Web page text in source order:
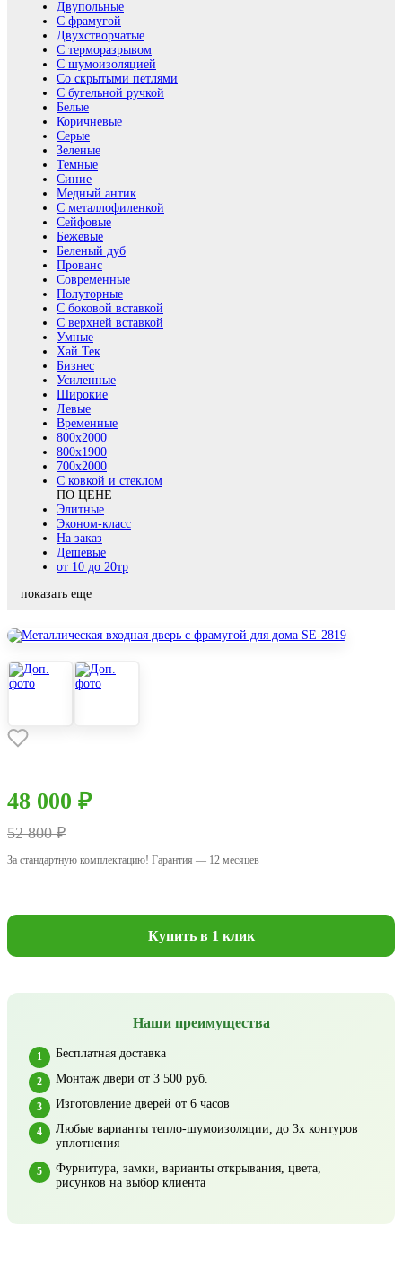
Двупольные
С фрамугой
Двухстворчатые
С терморазрывом
С шумоизоляцией
Со скрытыми петлями
С бугельной ручкой
Белые
Коричневые
Серые
Зеленые
Темные
Синие
Медный антик
С металлофиленкой
Сейфовые
Бежевые
Беленый дуб
Прованс
Современные
Полуторные
С боковой вставкой
С верхней вставкой
Умные
Хай Тек
Бизнес
Усиленные
Широкие
Левые
Временные
800х2000
800x1900
700x2000
С ковкой и стеклом
ПО ЦЕНЕ
Элитные
Эконом-класс
На заказ
Дешевые
от 10 до 20тр
показать еще
48 000 ₽
52 800 ₽
За стандартную комплектацию! Гарантия — 12 месяцев
Купить в 1 клик
Наши преимущества
Бесплатная доставка
Монтаж двери от 3 500 руб.
Изготовление дверей от 6 часов
Любые варианты тепло-шумоизоляции, до 3х контуров
уплотнения
Фурнитура, замки, варианты открывания, цвета,
рисунков на выбор клиента